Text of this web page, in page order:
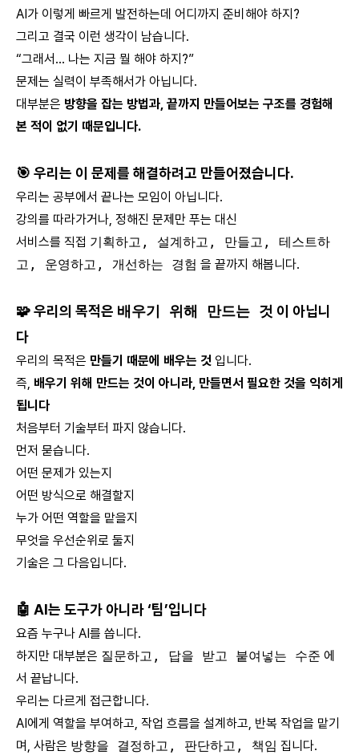
AI가 이렇게 빠르게 발전하는데 어디까지 준비해야 하지?
그리고 결국 이런 생각이 남습니다.
“그래서… 나는 지금 뭘 해야 하지?”
문제는 실력이 부족해서가 아닙니다.
대부분은 방향을 잡는 방법과, 끝까지 만들어보는 구조를 경험해
본 적이 없기 때문입니다.
🎯 우리는 이 문제를 해결하려고 만들어졌습니다.
우리는 공부에서 끝나는 모임이 아닙니다.
강의를 따라가거나, 정해진 문제만 푸는 대신
서비스를 직접 기획하고, 설계하고, 만들고, 테스트하
고, 운영하고, 개선하는 경험 을 끝까지 해봅니다.
🧩 우리의 목적은 배우기 위해 만드는 것 이 아닙니
다
우리의 목적은 만들기 때문에 배우는 것 입니다.
즉, 배우기 위해 만드는 것이 아니라, 만들면서 필요한 것을 익히게
됩니다
처음부터 기술부터 파지 않습니다.
먼저 묻습니다.
어떤 문제가 있는지
어떤 방식으로 해결할지
누가 어떤 역할을 맡을지
무엇을 우선순위로 둘지
기술은 그 다음입니다.
🤖 AI는 도구가 아니라 ‘팀’입니다
요즘 누구나 AI를 씁니다.
하지만 대부분은 질문하고, 답을 받고 붙여넣는 수준 에
서 끝납니다.
우리는 다르게 접근합니다.
AI에게 역할을 부여하고, 작업 흐름을 설계하고, 반복 작업을 맡기
며, 사람은 방향을 결정하고, 판단하고, 책임 집니다.